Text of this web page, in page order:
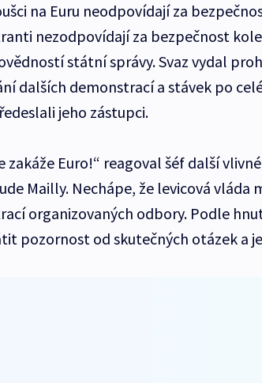
na Euru neodpovídají za
nezodpovídají za bezpečnost
státní správy. Svaz vydal
dalších demonstrací a stávek po
jeho zástupci.
zakáže Euro!“ reagoval šéf další
Mailly. Nechápe, že levicová vláda
organizovaných odbory. Podle
pozornost od skutečných otázek a